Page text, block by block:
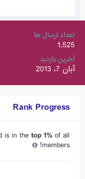
تعداد ارسال ها
1,525
آخرین بازدید
آبان 7، 2013
Rank Progress
is in the top 1% of all
members!